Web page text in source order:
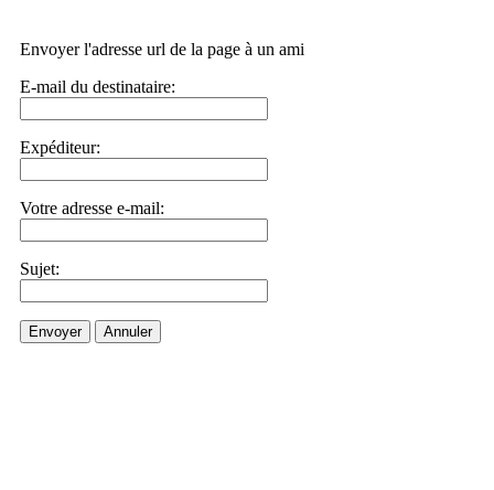
Envoyer l'adresse url de la page à un ami
E-mail du destinataire:
Expéditeur:
Votre adresse e-mail:
Sujet:
Envoyer Annuler